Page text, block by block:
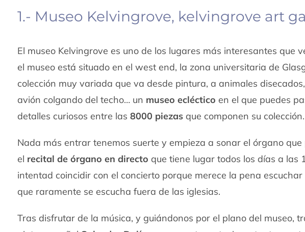
1.- Museo Kelvingrove, kelvingrove art
El museo Kelvingrove es uno de los lugares más interesantes que
el museo está situado en el west end, la zona universitaria de
colección muy variada que va desde pintura, a animales
avión colgando del techo… un museo ecléctico en el que puedes
detalles curiosos entre las 8000 piezas que componen su colección.
Nada más entrar tenemos suerte y empieza a sonar el órgano
el recital de órgano en directo que tiene lugar todos los días a las
intentad coincidir con el concierto porque merece la pena
que raramente se escucha fuera de las iglesias.
Tras disfrutar de la música, y guiándonos por el plano del museo,